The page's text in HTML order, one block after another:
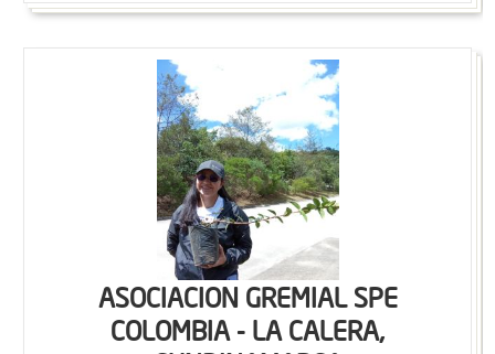
ASOCIACION GREMIAL SPE
COLOMBIA - LA CALERA,